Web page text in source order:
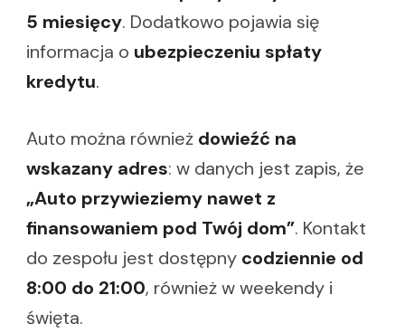
5 miesięcy. Dodatkowo pojawia się
informacja o ubezpieczeniu spłaty
kredytu.
Auto można również dowieźć na
wskazany adres: w danych jest zapis, że
„Auto przywieziemy nawet z
finansowaniem pod Twój dom”. Kontakt
do zespołu jest dostępny codziennie od
8:00 do 21:00, również w weekendy i
święta.